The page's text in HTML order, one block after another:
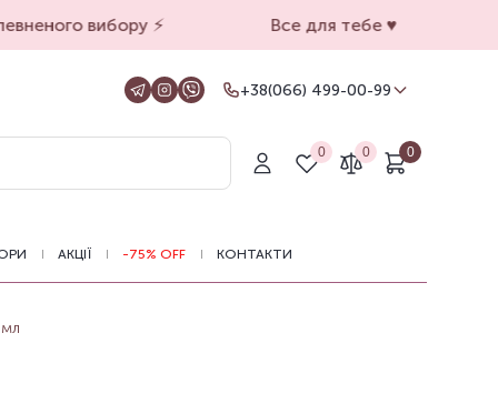
вибору ⚡️ Все для тебе ♥️
+38(066) 499-00-99
Для замовлень на сайті
+38(099) 069-90-00
Магазин Харків
Оформлення замовлень на сайті
0 0 0
АКЦІЇ -75% OFF КОНТАКТИ